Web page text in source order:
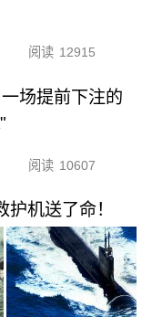
阅读 12915
场提前下注的
阅读 10607
机送了命！